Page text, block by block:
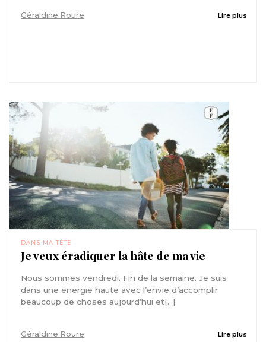
Géraldine Roure Lire plus
DANS MA TÊTE
Je veux éradiquer la hâte de ma vie
Nous sommes vendredi. Fin de la semaine. Je suis
dans une énergie haute avec l’envie d’accomplir
beaucoup de choses aujourd’hui et[...]
Géraldine Roure Lire plus